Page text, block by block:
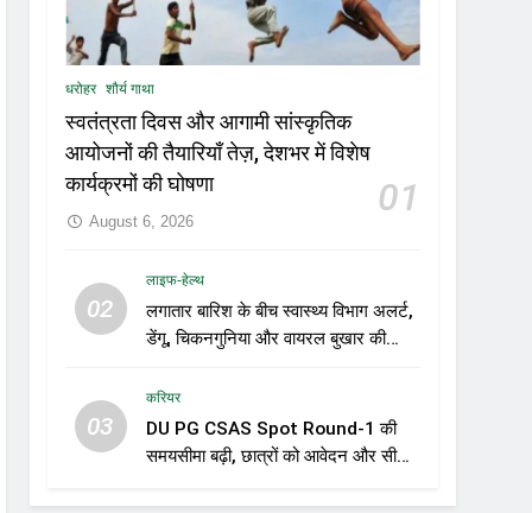
धरोहर शौर्य गाथा
स्वतंत्रता दिवस और आगामी सांस्कृतिक
आयोजनों की तैयारियाँ तेज़, देशभर में विशेष
कार्यक्रमों की घोषणा
01
August 6, 2026
02
लाइफ-हेल्थ
लगातार बारिश के बीच स्वास्थ्य विभाग अलर्ट,
डेंगू, चिकनगुनिया और वायरल बुखार की
निर्देश
03
करियर
DU PG CSAS Spot Round-1 की
समयसीमा बढ़ी, छात्रों को आवेदन और सीट